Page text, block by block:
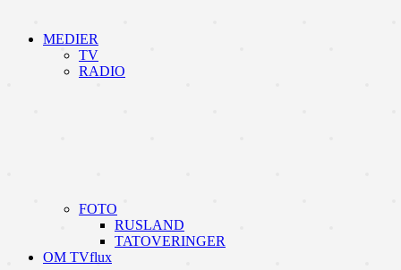
MEDIER
TV
RADIO
FOTO
RUSLAND
TATOVERINGER
OM TVflux